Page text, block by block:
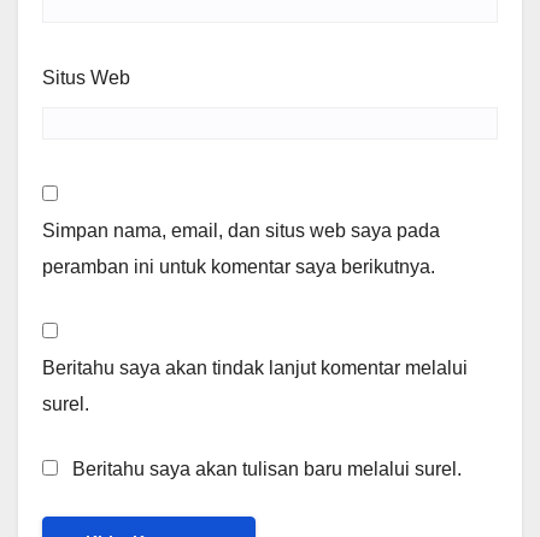
Situs Web
Simpan nama, email, dan situs web saya pada
peramban ini untuk komentar saya berikutnya.
Beritahu saya akan tindak lanjut komentar melalui
surel.
Beritahu saya akan tulisan baru melalui surel.